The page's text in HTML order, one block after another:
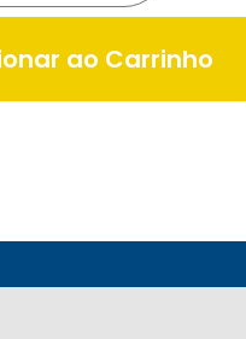
ao Carrinho